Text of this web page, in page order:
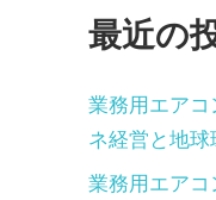
最近の
業務用エア
ネ経営と地
業務用エア